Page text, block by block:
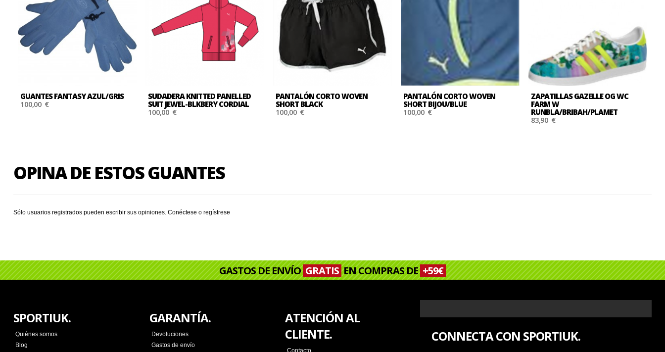
GUANTES FANTASY AZUL/GRIS
100,00 €
SUDADERA KNITTED PANELLED
SUIT JEWEL-BLKBERY CORDIAL
100,00 €
PANTALÓN CORTO WOVEN
SHORT BLACK
100,00 €
PANTALÓN CORTO WOVEN
SHORT BIJOU/BLUE
100,00 €
ZAPATILLAS GAZELLE OG WC
FARM W
RUNBLA/BRIBAH/PLAMET
83,90 €
OPINA DE ESTOS GUANTES
Sólo usuarios registrados pueden escribir sus opiniones.Conéctese oregístrese
GASTOS DE ENVÍO GRATISEN COMPRAS DE +59€
CONNECTA CON SPORTIUK.
SPORTIUK.
Quiénes somos
Blog
GARANTÍA.
Devoluciones
Gastos de envío
ATENCIÓN AL
CLIENTE.
Contacto